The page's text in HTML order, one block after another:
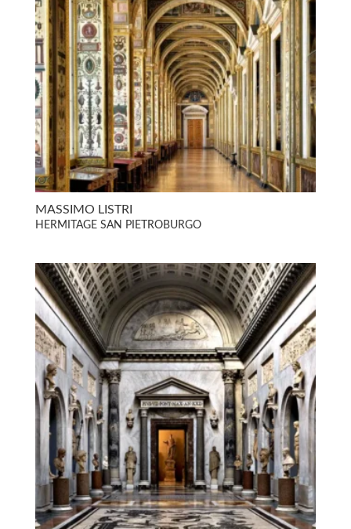
MASSIMO LISTRI
HERMITAGE SAN PIETROBURGO